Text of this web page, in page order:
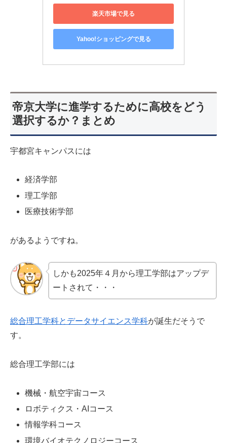
楽天市場で見る
Yahoo!ショッピングで見る
帝京大学に進学するために高校をどう
選択するか？まとめ
宇都宮キャンパスには
経済学部
理工学部
医療技術学部
があるようですね。
しかも2025年４月から理工学部はアップデ
ートされて・・・
総合理工学科とデータサイエンス学科が誕生だそうで
す。
総合理工学部には
機械・航空宇宙コース
ロボティクス・AIコース
情報学科コース
環境バイオテクノロジーコース